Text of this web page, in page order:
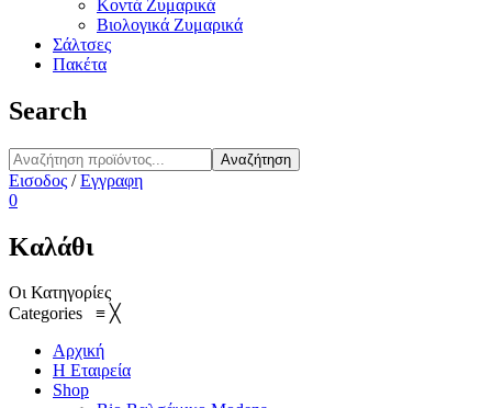
Κοντά Ζυμαρικά
Βιολογικά Ζυμαρικά
Σάλτσες
Πακέτα
Search
Αναζήτηση
Εισοδος /Εγγραφη
0
Καλάθι
Οι Κατηγορίες
Categories ≡ ╳
Αρχική
Η Εταιρεία
Shop